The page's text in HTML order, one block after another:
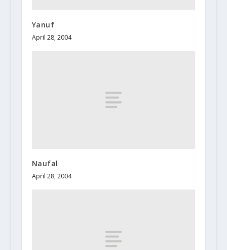
Yanuf
April 28, 2004
Naufal
April 28, 2004